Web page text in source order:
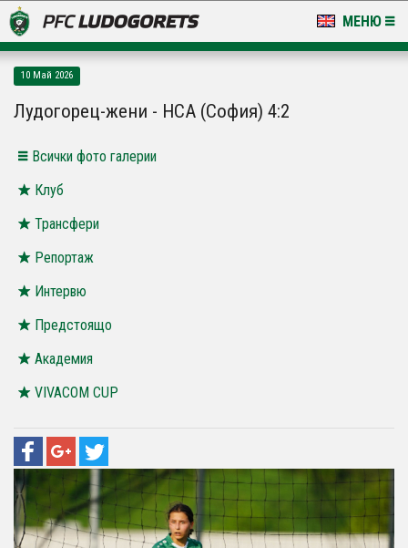
МЕНЮ
LUDOGORETS TV
СТАДИОН & БАЗИ
КЛУБ
ЗА ФЕНОВЕ
10 Май 2026
Лудогорец-жени - НСА (София) 4:2
Всички фото галерии
Клуб
Трансфери
Репортаж
Интервю
Предстоящо
Академия
VIVACOM CUP